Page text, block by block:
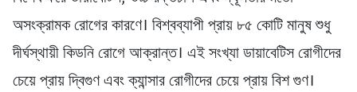
অসংক্রামক রোগের কারণে। বিশ্বব্যাপী প্রায় ৮৫ কোটি মানুষ শুধু
দীর্ঘস্থায়ী কিডনি রোগে আক্রান্ত। এই সংখ্যা ডায়াবেটিস রোগীদের
চেয়ে প্রায় দ্বিগুণ এবং ক্যান্সার রোগীদের চেয়ে প্রায় বিশ গুণ।